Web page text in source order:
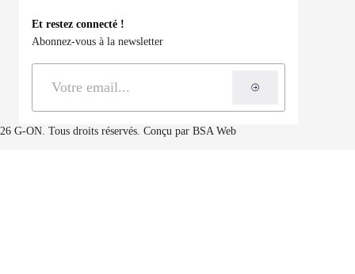
G-ON. Tous droits réservés. Conçu par BSA Web
Et restez connecté !
Abonnez-vous à la newsletter
S'inscrire à la